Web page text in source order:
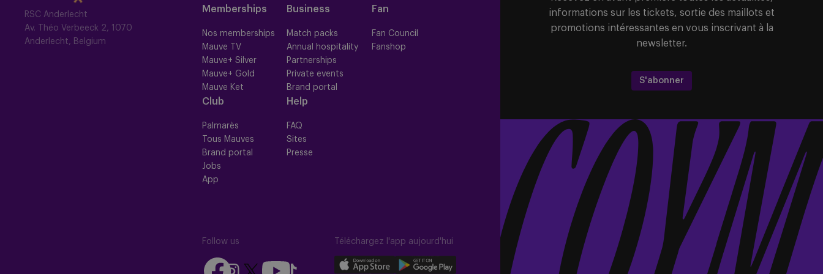
RSC Anderlecht
Av. Théo Verbeeck 2, 1070
Anderlecht, Belgium
Memberships
Nos memberships
Mauve TV
Mauve+ Silver
Mauve+ Gold
Mauve Ket
Business
Match packs
Annual hospitality
Partnerships
Private events
Brand portal
Fan
Fan Council
Fanshop
Club
Palmarès
Tous Mauves
Brand portal
Jobs
App
Help
FAQ
Sites
Presse
Follow us
Follow
FollowFollow
Follow
Follow
Téléchargez l'app aujourd'hui
Download
Download
informations sur les tickets, sortie des maillots et
promotions intéressantes en vous inscrivant à la
newsletter.
S'abonner